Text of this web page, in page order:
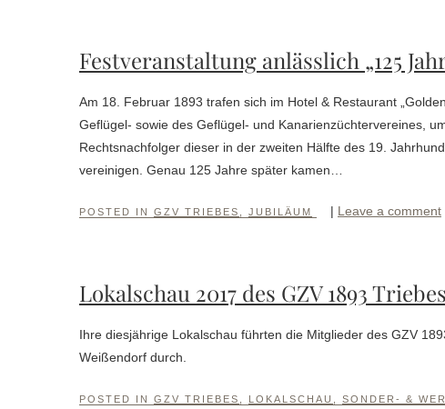
Festveranstaltung anlässlich „125
Am 18. Februar 1893 trafen sich im Hotel & Restaurant
Geflügel- sowie des Geflügel- und Kanarienzüchtervereines,
Rechtsnachfolger dieser in der zweiten Hälfte des 19.
vereinigen. Genau 125 Jahre später kamen…
POSTED IN GZV TRIEBES JUBILÄUM | Leave a comment
Lokalschau 2017 des GZV 1893
Ihre diesjährige Lokalschau führten die Mitglieder des GZV
Weißendorf durch.
POSTED IN GZV TRIEBES LOKALSCHAU SONDER- &